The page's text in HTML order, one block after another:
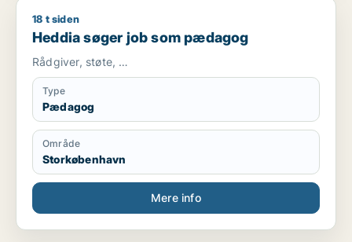
Heddia søger job som pædagog
18 t siden
Heddia søger job som pædagog
Rådgiver, støte, …
Type
Pædagog
Område
Storkøbenhavn
Mere info